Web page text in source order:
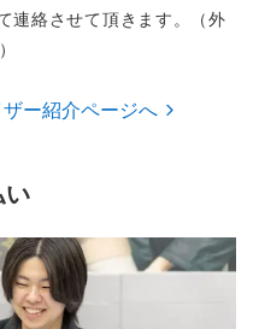
連絡させて頂きます。（外
ー紹介ページへ
い